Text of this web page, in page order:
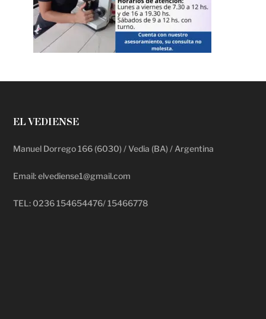
EL VEDIENSE
Manuel Dorrego 166 (6030) / Vedia (BA) / Argentina
Email: elvediense1@gmail.com
TEL: 0236 154654476/ 15466778